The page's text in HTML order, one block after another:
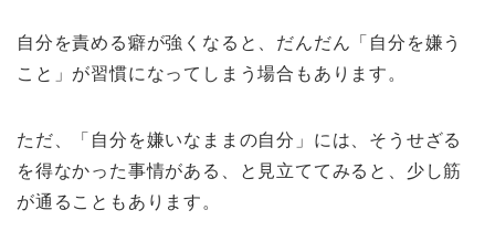
自分を責める癖が強くなると、だんだん「自分を嫌う
こと」が習慣になってしまう場合もあります。
ただ、「自分を嫌いなままの自分」には、そうせざる
を得なかった事情がある、と見立ててみると、少し筋
が通ることもあります。